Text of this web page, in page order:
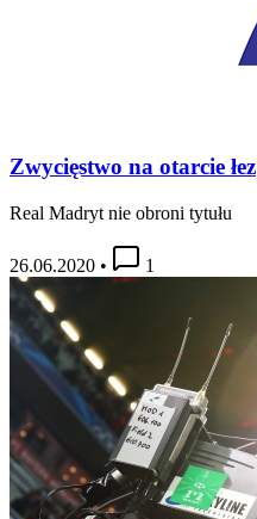
Zwycięstwo na otarcie łez
Real Madryt nie obroni tytułu
26.06.2020 • 1